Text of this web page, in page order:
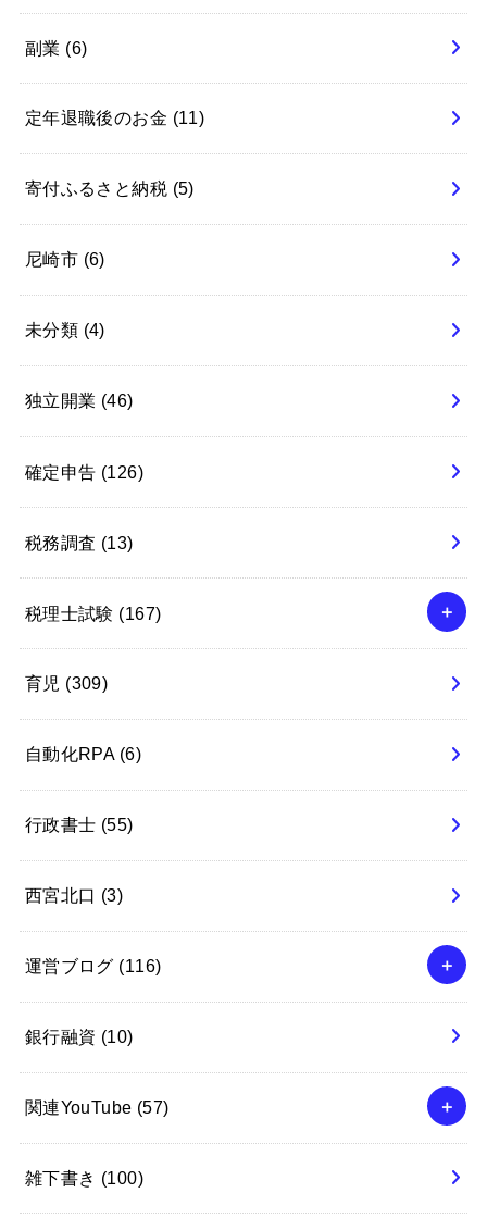
副業 (6)
定年退職後のお金 (11)
寄付ふるさと納税 (5)
尼崎市 (6)
未分類 (4)
独立開業 (46)
確定申告 (126)
税務調査 (13)
税理士試験 (167)
育児 (309)
自動化RPA (6)
行政書士 (55)
西宮北口 (3)
運営ブログ (116)
銀行融資 (10)
関連YouTube (57)
雑下書き (100)